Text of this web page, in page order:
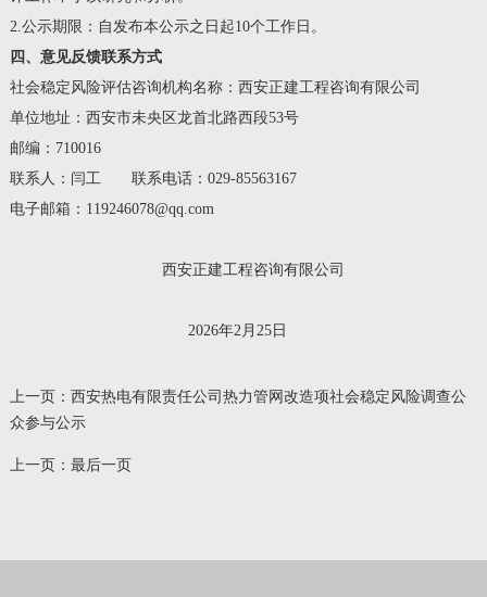
2.公示期限：自发布本公示之日起10个工作日。
四、意见反馈联系方式
社会稳定风险评估咨询机构名称：西安正建工程咨询有限公司
单位地址：西安市未央区龙首北路西段53号
邮编：710016
联系人：闫工 联系电话：029-85563167
电子邮箱：119246078@qq.com
西安正建工程咨询有限公司
2026年2月25日
上一页： 西安热电有限责任公司热力管网改造项社会稳定风险调查公
众参与公示
上一页： 最后一页